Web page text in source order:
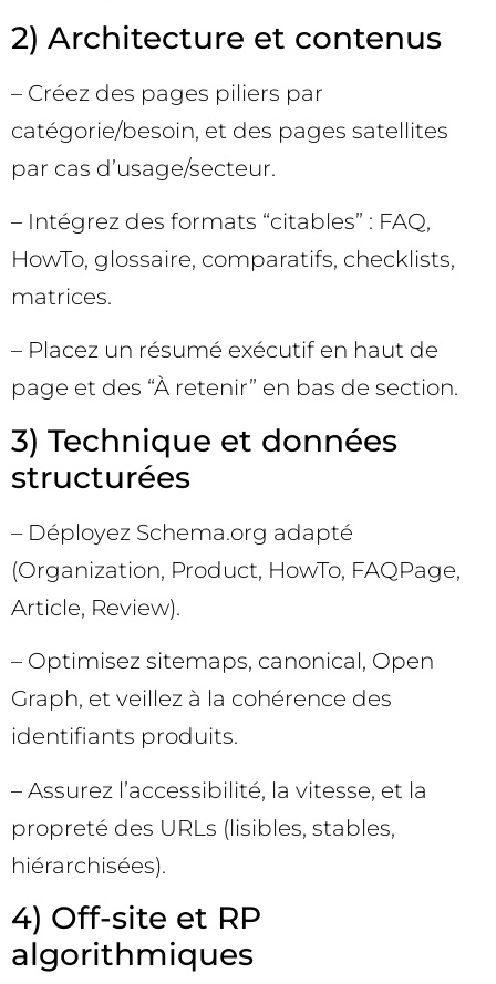
2) Architecture et contenus
– Créez des pages piliers par
catégorie/besoin, et des pages satellites
par cas d’usage/secteur.
– Intégrez des formats “citables” : FAQ,
HowTo, glossaire, comparatifs, checklists,
matrices.
– Placez un résumé exécutif en haut de
page et des “À retenir” en bas de section.
3) Technique et données
structurées
– Déployez Schema.org adapté
(Organization, Product, HowTo, FAQPage,
Article, Review).
– Optimisez sitemaps, canonical, Open
Graph, et veillez à la cohérence des
identifiants produits.
– Assurez l’accessibilité, la vitesse, et la
propreté des URLs (lisibles, stables,
hiérarchisées).
4) Off-site et RP
algorithmiques